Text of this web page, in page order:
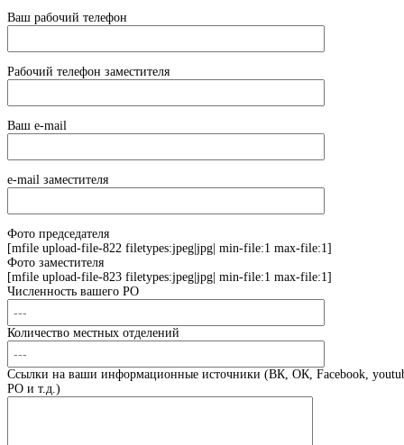
Ваш рабочий телефон
Рабочий телефон заместителя
Ваш e-mail
e-mail заместителя
Фото председателя
[mfile upload-file-822 filetypes:jpeg|jpg| min-file:1 max-file:1]
Фото заместителя
[mfile upload-file-823 filetypes:jpeg|jpg| min-file:1 max-file:1]
Численность вашего РО
Количество местных отделений
Ссылки на ваши информационные источники (ВК, ОК, Facebook,
РО и т.д.)